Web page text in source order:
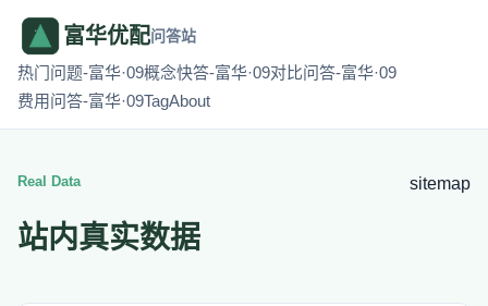
富华优配问答站
热门问题-富华·09概念快答-富华·09对比问答-富华·09
费用问答-富华·09TagAbout
Real Data
站内真实数据
sitemap